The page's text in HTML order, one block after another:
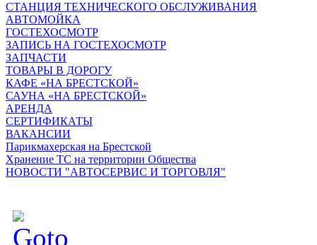
СТАНЦИЯ ТЕХНИЧЕСКОГО ОБСЛУЖИВАНИЯ
АВТОМОЙКА
ГОСТЕХОСМОТР
ЗАПИСЬ НА ГОСТЕХОСМОТР
ЗАПЧАСТИ
ТОВАРЫ В ДОРОГУ
КАФЕ «НА БРЕСТСКОЙ»
САУНА «НА БРЕСТСКОЙ»
АРЕНДА
СЕРТИФИКАТЫ
ВАКАНСИИ
Парикмахерская на Брестской
Хранение ТС на территории Общества
НОВОСТИ "АВТОСЕРВИС И ТОРГОВЛЯ"